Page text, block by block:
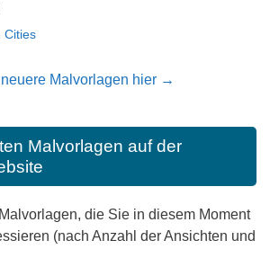
Cities
neuere Malvorlagen hier →
Malvorlagen auf der
die Sie in diesem Moment
(nach Anzahl der Ansichten und